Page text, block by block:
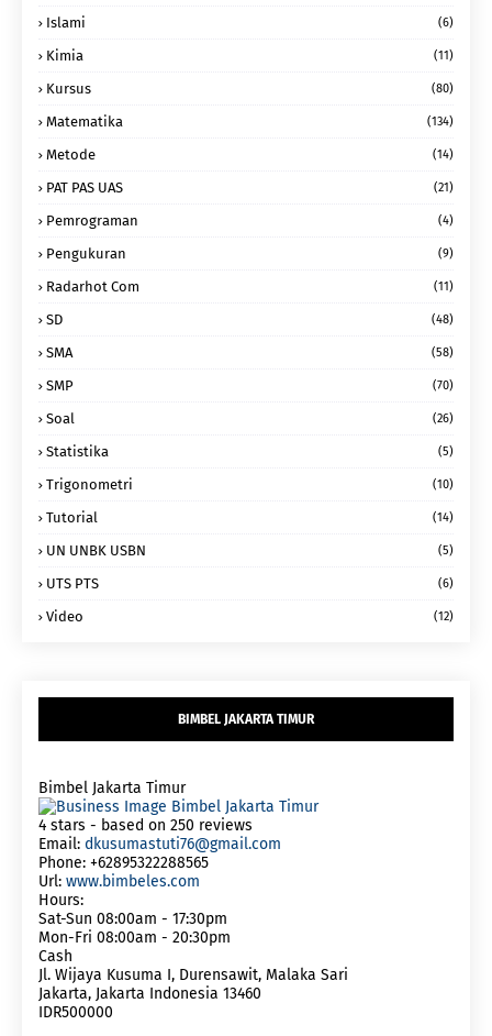
Islami (6)
Kimia (11)
Kursus (80)
Matematika (134)
Metode (14)
PAT PAS UAS (21)
Pemrograman (4)
Pengukuran (9)
Radarhot Com (11)
SD (48)
SMA (58)
SMP (70)
Soal (26)
Statistika (5)
Trigonometri (10)
Tutorial (14)
UN UNBK USBN (5)
UTS PTS (6)
Video (12)
BIMBEL JAKARTA TIMUR
Bimbel Jakarta Timur
4 stars - based on 250 reviews
Email: dkusumastuti76@gmail.com
Phone: +62895322288565
Url: www.bimbeles.com
Hours:
Sat-Sun 08:00am - 17:30pm
Mon-Fri 08:00am - 20:30pm
Cash
Jl. Wijaya Kusuma I, Durensawit, Malaka Sari
Jakarta, Jakarta Indonesia 13460
IDR500000